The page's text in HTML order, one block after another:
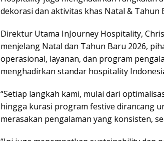
dekorasi dan aktivitas khas Natal & Tahun
Direktur Utama InJourney Hospitality,
menjelang Natal dan Tahun Baru 2026,
operasional, layanan, dan program
menghadirkan standar hospitality
“Setiap langkah kami, mulai dari
hingga kurasi program festive dirancang
merasakan pengalaman yang konsisten,